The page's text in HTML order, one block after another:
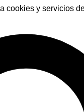
cookies y servicios